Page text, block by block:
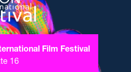
Film Festival
16